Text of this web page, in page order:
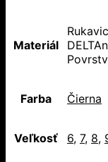
Materiál
Farba Čierna
Veľkosť 6, 7, 8,